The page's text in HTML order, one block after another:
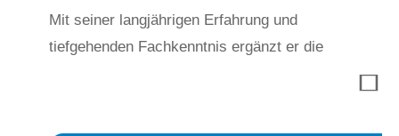
Mit seiner langjährigen Erfahrung und
tiefgehenden Fachkenntnis ergänzt er die
Unternehmensführung und setzt wichtige Impulse